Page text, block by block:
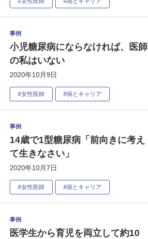
事例
小児糖尿病にならなければ、医師
の私はいない
2020年10月9日
#女性医師 #病とキャリア
事例
14歳で1型糖尿病「前向きに考え
て生きなさい」
2020年10月7日
#女性医師 #病とキャリア
事例
医学生から育児を両立して約10